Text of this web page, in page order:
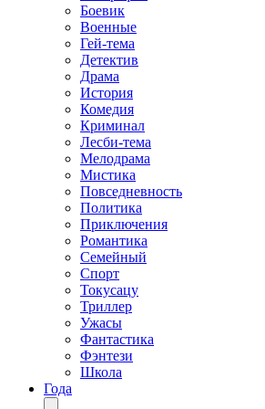
Боевик
Военные
Гей-тема
Детектив
Драма
История
Комедия
Криминал
Лесби-тема
Мелодрама
Мистика
Повседневность
Политика
Приключения
Романтика
Семейный
Спорт
Токусацу
Триллер
Ужасы
Фантастика
Фэнтези
Школа
Года